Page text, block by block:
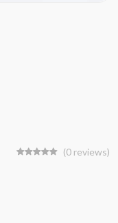
(0 reviews)